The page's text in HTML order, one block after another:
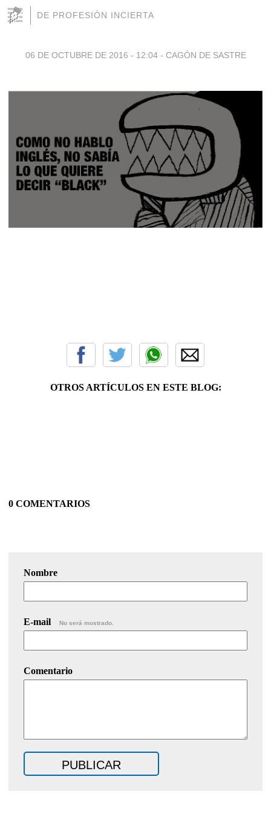
DE PROFESIÓN INCIERTA
06 DE OCTUBRE DE 2016 - 12:04 - CAGÓN DE SASTRE
OTROS ARTÍCULOS EN ESTE BLOG:
0 COMENTARIOS
Nombre
E-mail No será mostrado.
Comentario